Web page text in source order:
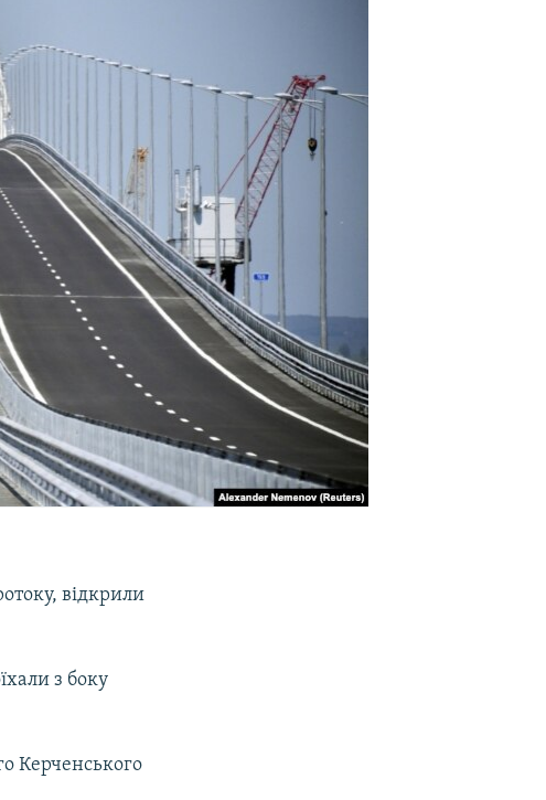
відкрили
з боку
Керченського